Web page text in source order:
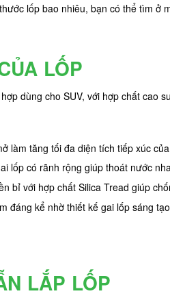
lốp bao nhiêu, bạn có thể tìm ở
LỐP
dùng cho SUV, với hợp chất cao
làm tăng tối đa diện tích tiếp xúc
lốp có rãnh rộng giúp thoát nước
bỉ với hợp chất Silica Tread giúp
đáng kể nhờ thiết kế gai lốp sáng
LẮP LỐP